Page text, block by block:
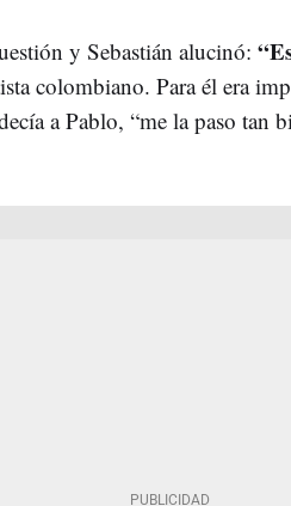
y Sebastián alucinó: “
colombiano. Para él era
a Pablo, “me la paso tan